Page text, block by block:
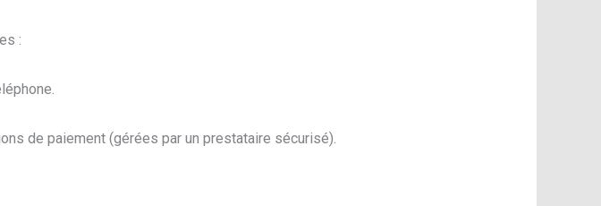
:
de paiement (gérées par un prestataire sécurisé).